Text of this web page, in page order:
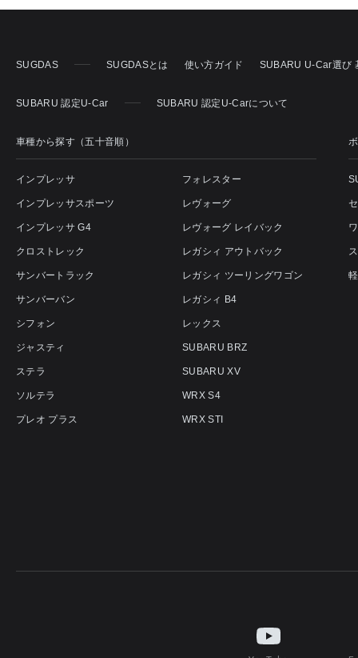
SUGDAS SUGDASとは 使い方ガイド SUBARU U-Car選び
SUBARU 認定U-Car SUBARU 認定U-Carについて
車種から探す（五十音順）
インプレッサ
インプレッサスポーツ
インプレッサ G4
クロストレック
サンバートラック
サンバーバン
シフォン
ジャスティ
ステラ
ソルテラ
プレオ プラス
フォレスター
レヴォーグ
レヴォーグ レイバック
レガシィ アウトバック
レガシィ ツーリングワゴン
レガシィ B4
レックス
SUBARU BRZ
SUBARU XV
WRX S4
WRX STI